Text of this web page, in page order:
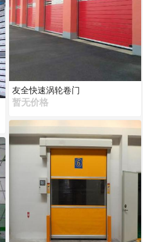
友全快速涡轮卷门
暂无价格